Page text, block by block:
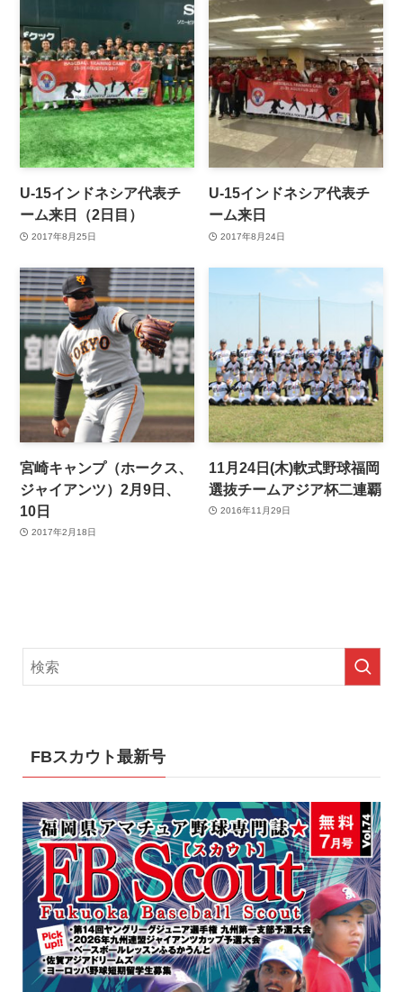
U-15インドネシア代表チ
ーム来日（2日目）
2017年8月25日
U-15インドネシア代表チ
ーム来日
2017年8月24日
宮崎キャンプ（ホークス、
ジャイアンツ）2月9日、
10日
2017年2月18日
11月24日(木)軟式野球福岡
選抜チームアジア杯二連覇
2016年11月29日
FBスカウト最新号